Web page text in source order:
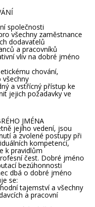
společnosti
všechny zaměstnance
dodavatelů
a pracovníků
vliv na dobré jméno
chování,
a vstřícný přístup ke
jejich požadavky ve
JMÉNA
jejího vedení, jsou
a zvolené postupy při
kompetencí,
k pravidlům
čest. Dobré jméno
bezúhonnosti
dbá o dobré jméno
se:
tajemství a všechny
a pracovní